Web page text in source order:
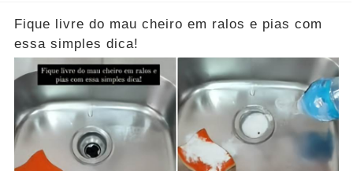
Fique livre do mau cheiro em ralos e pias com
essa simples dica!